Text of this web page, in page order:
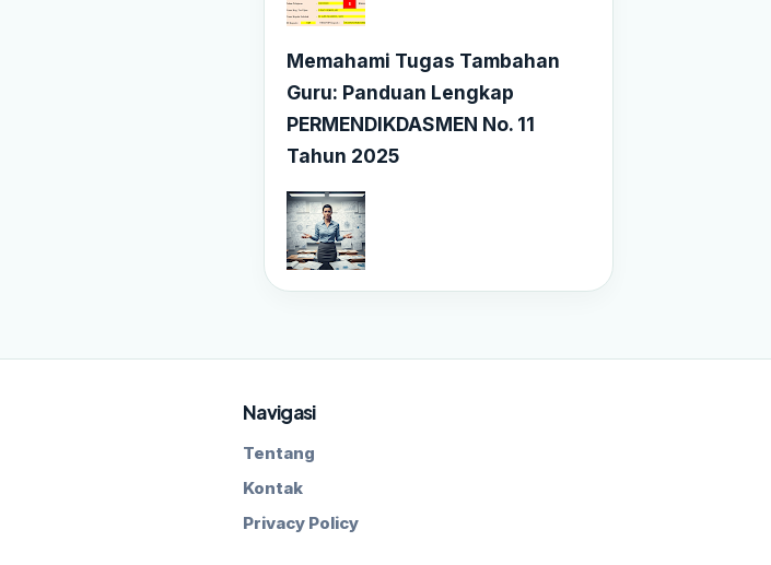
Memahami Tugas Tambahan
Guru: Panduan Lengkap
PERMENDIKDASMEN No. 11
Tahun 2025
Navigasi
Tentang
Kontak
Privacy Policy